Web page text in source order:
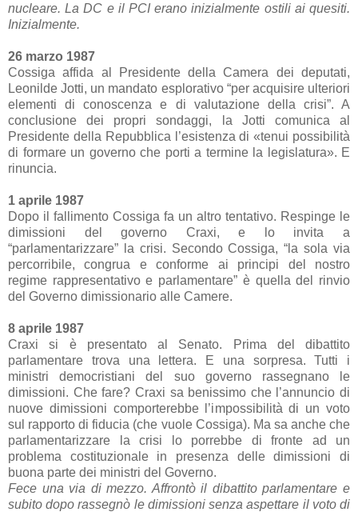
nucleare. La DC e il PCI erano inizialmente ostili ai quesiti.
Inizialmente.
26 marzo 1987
Cossiga affida al Presidente della Camera dei deputati,
Leonilde Jotti, un mandato esplorativo “per acquisire ulteriori
elementi di conoscenza e di valutazione della crisi”. A
conclusione dei propri sondaggi, la Jotti comunica al
Presidente della Repubblica l’esistenza di «tenui possibilità
di formare un governo che porti a termine la legislatura». E
rinuncia.
1 aprile 1987
Dopo il fallimento Cossiga fa un altro tentativo. Respinge le
dimissioni del governo Craxi, e lo invita a
“parlamentarizzare” la crisi. Secondo Cossiga, “la sola via
percorribile, congrua e conforme ai principi del nostro
regime rappresentativo e parlamentare” è quella del rinvio
del Governo dimissionario alle Camere.
8 aprile 1987
Craxi si è presentato al Senato. Prima del dibattito
parlamentare trova una lettera. E una sorpresa. Tutti i
ministri democristiani del suo governo rassegnano le
dimissioni. Che fare? Craxi sa benissimo che l’annuncio di
nuove dimissioni comporterebbe l’impossibilità di un voto
sul rapporto di fiducia (che vuole Cossiga). Ma sa anche che
parlamentarizzare la crisi lo porrebbe di fronte ad un
problema costituzionale in presenza delle dimissioni di
buona parte dei ministri del Governo.
Fece una via di mezzo. Affrontò il dibattito parlamentare e
subito dopo rassegnò le dimissioni senza aspettare il voto di